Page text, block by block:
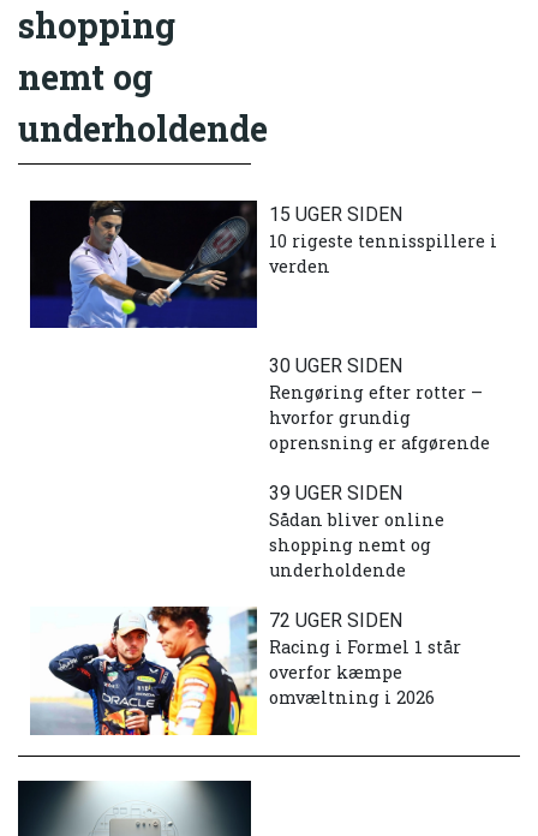
shopping
nemt og
underholdende
15 UGER SIDEN
10 rigeste tennisspillere i
verden
30 UGER SIDEN
Rengøring efter rotter –
hvorfor grundig
oprensning er afgørende
39 UGER SIDEN
Sådan bliver online
shopping nemt og
underholdende
72 UGER SIDEN
Racing i Formel 1 står
overfor kæmpe
omvæltning i 2026